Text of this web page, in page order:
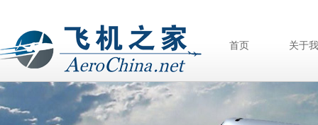
首页 关于